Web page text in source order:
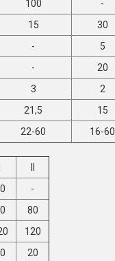
100
-
15
30
-
5
-
20
3
2
21,5
15
22-60 16-60
-
80
120
20